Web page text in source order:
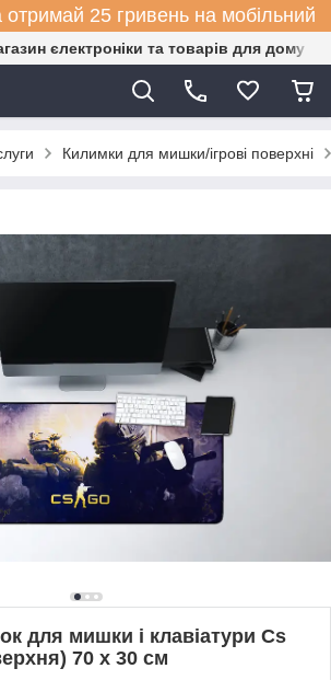
отримай 25 гривень на мобільний
єлектроніки та товарів для дому
Килимки для мишки/ігрові поверхні
для мишки і клавіатури Cs
70 х 30 см